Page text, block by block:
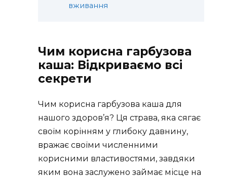
вживання
Чим корисна гарбузова
каша: Відкриваємо всі
секрети
Чим корисна гарбузова каша для
нашого здоров’я? Ця страва, яка сягає
своїм корінням у глибоку давнину,
вражає своїми численними
корисними властивостями, завдяки
яким вона заслужено займає місце на